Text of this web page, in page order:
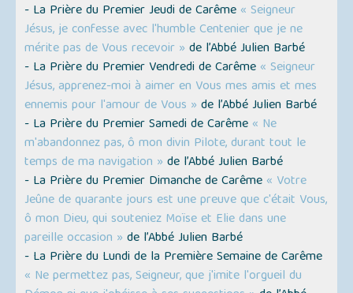
- La Prière du Premier Jeudi de Carême « Seigneur
Jésus, je confesse avec l'humble Centenier que je ne
mérite pas de Vous recevoir » de l’Abbé Julien Barbé
- La Prière du Premier Vendredi de Carême « Seigneur
Jésus, apprenez-moi à aimer en Vous mes amis et mes
ennemis pour l'amour de Vous » de l’Abbé Julien Barbé
- La Prière du Premier Samedi de Carême « Ne
m'abandonnez pas, ô mon divin Pilote, durant tout le
temps de ma navigation » de l’Abbé Julien Barbé
- La Prière du Premier Dimanche de Carême « Votre
Jeûne de quarante jours est une preuve que c'était Vous,
ô mon Dieu, qui souteniez Moïse et Elie dans une
pareille occasion » de l’Abbé Julien Barbé
- La Prière du Lundi de la Première Semaine de Carême
« Ne permettez pas, Seigneur, que j'imite l'orgueil du